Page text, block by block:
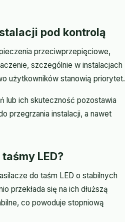
pod kontrolą
przeciwprzepięciowe,
szczególnie w instalacjach
użytkowników stanowią priorytet.
lub ich skuteczność pozostawia
przegrzania instalacji, a nawet
LED?
do taśm LED o stabilnych
przekłada się na ich dłuższą
co powoduje stopniową